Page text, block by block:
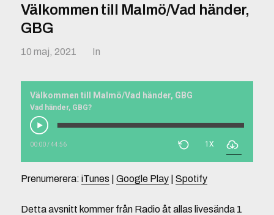
Välkommen till Malmö/Vad händer,
GBG
10 maj, 2021 In
Välkommen till Malmö/Vad händer, GBG
Vad händer, GBG?
00:00/44:56 1X
Prenumerera: iTunes Google Play| Spotify
Detta avsnitt kommer från Radio åt allas livesända 1